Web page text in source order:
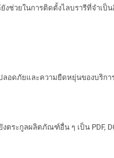
งช่วยในการติดตั้งไลบรารีที่จำเป็
ลอดภัยและความยืดหยุ่นของบริก
กูลผลิตภัณฑ์อื่น ๆ เป็น PDF,